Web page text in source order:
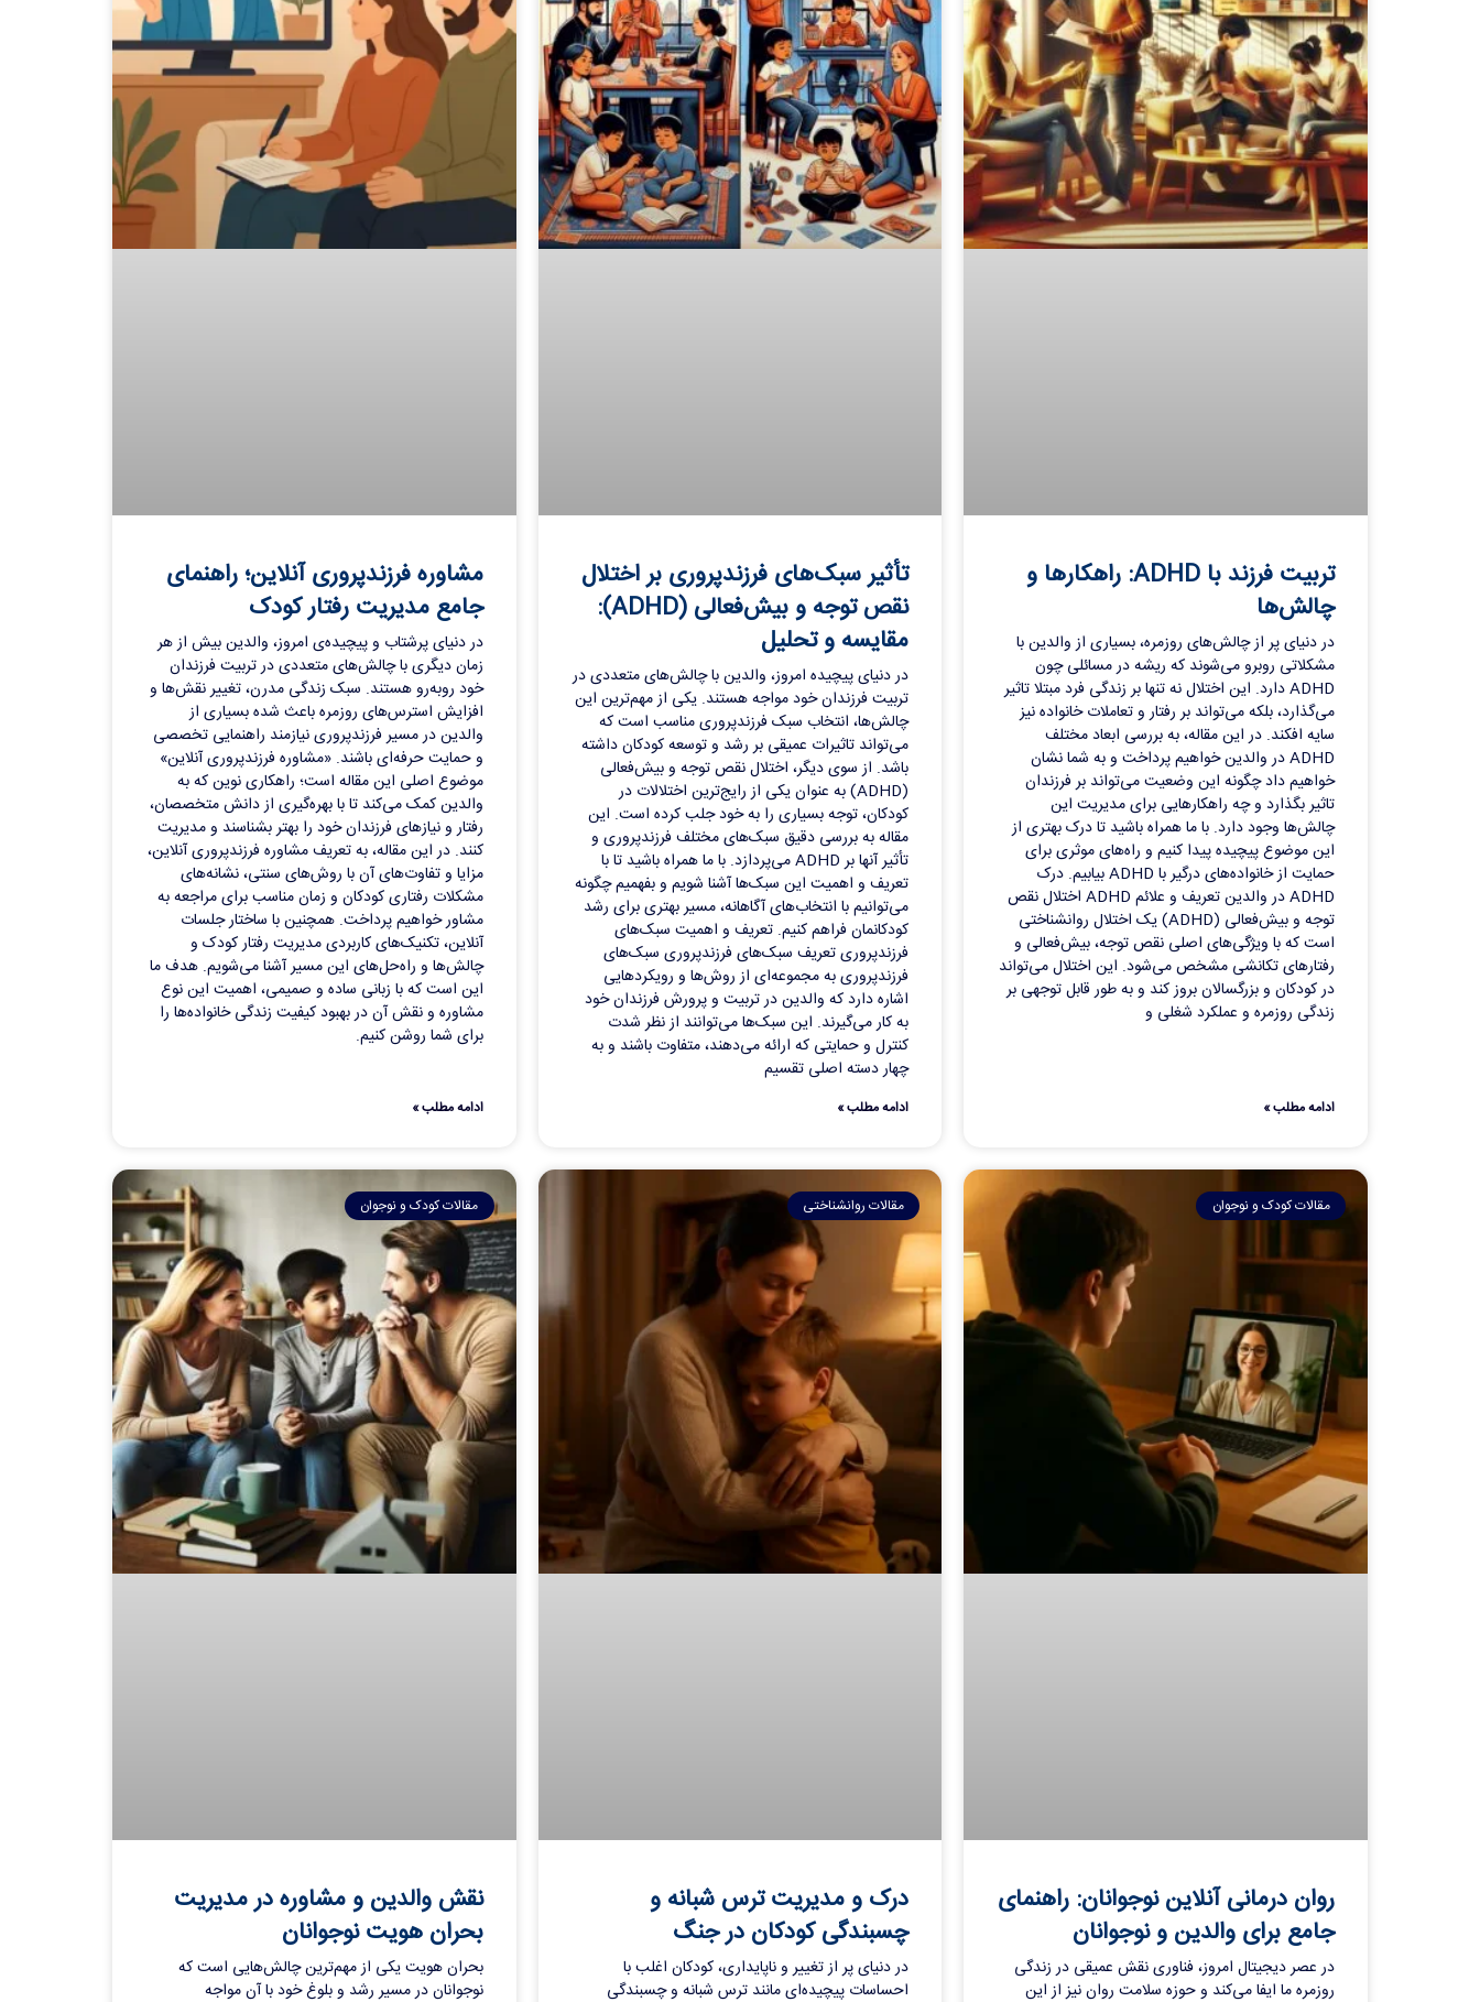
تربیت فرزند با ADHD: راهکارها و
چالش‌ها
در دنیای پر از چالش‌های روزمره، بسیاری از والدین با
مشکلاتی روبرو می‌شوند که ریشه در مسائلی چون
ADHD دارد. این اختلال نه تنها بر زندگی فرد مبتلا تاثیر
می‌گذارد، بلکه می‌تواند بر رفتار و تعاملات خانواده نیز
سایه افکند. در این مقاله، به بررسی ابعاد مختلف
ADHD در والدین خواهیم پرداخت و به شما نشان
خواهیم داد چگونه این وضعیت می‌تواند بر فرزندان
تاثیر بگذارد و چه راهکارهایی برای مدیریت این
چالش‌ها وجود دارد. با ما همراه باشید تا درک بهتری از
این موضوع پیچیده پیدا کنیم و راه‌های موثری برای
حمایت از خانواده‌های درگیر با ADHD بیابیم. درک
ADHD در والدین تعریف و علائم ADHD اختلال نقص
توجه و بیش‌فعالی (ADHD) یک اختلال روانشناختی
است که با ویژگی‌های اصلی نقص توجه، بیش‌فعالی و
رفتارهای تکانشی مشخص می‌شود. این اختلال می‌تواند
در کودکان و بزرگسالان بروز کند و به طور قابل توجهی بر
زندگی روزمره و عملکرد شغلی و
ادامه مطلب »
تأثیر سبک‌های فرزندپروری بر اختلال
نقص توجه و بیش‌فعالی (ADHD):
مقایسه و تحلیل
در دنیای پیچیده امروز، والدین با چالش‌های متعددی در
تربیت فرزندان خود مواجه هستند. یکی از مهم‌ترین این
چالش‌ها، انتخاب سبک فرزندپروری مناسب است که
می‌تواند تاثیرات عمیقی بر رشد و توسعه کودکان داشته
باشد. از سوی دیگر، اختلال نقص توجه و بیش‌فعالی
(ADHD) به عنوان یکی از رایج‌ترین اختلالات در
کودکان، توجه بسیاری را به خود جلب کرده است. این
مقاله به بررسی دقیق سبک‌های مختلف فرزندپروری و
تأثیر آنها بر ADHD می‌پردازد. با ما همراه باشید تا با
تعریف و اهمیت این سبک‌ها آشنا شویم و بفهمیم چگونه
می‌توانیم با انتخاب‌های آگاهانه، مسیر بهتری برای رشد
کودکانمان فراهم کنیم. تعریف و اهمیت سبک‌های
فرزندپروری تعریف سبک‌های فرزندپروری سبک‌های
فرزندپروری به مجموعه‌ای از روش‌ها و رویکردهایی
اشاره دارد که والدین در تربیت و پرورش فرزندان خود
به کار می‌گیرند. این سبک‌ها می‌توانند از نظر شدت
کنترل و حمایتی که ارائه می‌دهند، متفاوت باشند و به
چهار دسته اصلی تقسیم
ادامه مطلب »
مشاوره فرزندپروری آنلاین؛ راهنمای
جامع مدیریت رفتار کودک
در دنیای پرشتاب و پیچیده‌ی امروز، والدین بیش از هر
زمان دیگری با چالش‌های متعددی در تربیت فرزندان
خود روبه‌رو هستند. سبک زندگی مدرن، تغییر نقش‌ها و
افزایش استرس‌های روزمره باعث شده بسیاری از
والدین در مسیر فرزندپروری نیازمند راهنمایی تخصصی
و حمایت حرفه‌ای باشند. «مشاوره فرزندپروری آنلاین»
موضوع اصلی این مقاله است؛ راهکاری نوین که به
والدین کمک می‌کند تا با بهره‌گیری از دانش متخصصان،
رفتار و نیازهای فرزندان خود را بهتر بشناسند و مدیریت
کنند. در این مقاله، به تعریف مشاوره فرزندپروری آنلاین،
مزایا و تفاوت‌های آن با روش‌های سنتی، نشانه‌های
مشکلات رفتاری کودکان و زمان مناسب برای مراجعه به
مشاور خواهیم پرداخت. همچنین با ساختار جلسات
آنلاین، تکنیک‌های کاربردی مدیریت رفتار کودک و
چالش‌ها و راه‌حل‌های این مسیر آشنا می‌شویم. هدف ما
این است که با زبانی ساده و صمیمی، اهمیت این نوع
مشاوره و نقش آن در بهبود کیفیت زندگی خانواده‌ها را
برای شما روشن کنیم.
ادامه مطلب »
مقالات کودک و نوجوان
روان درمانی آنلاین نوجوانان: راهنمای
جامع برای والدین و نوجوانان
در عصر دیجیتال امروز، فناوری نقش عمیقی در زندگی
روزمره ما ایفا می‌کند و حوزه سلامت روان نیز از این
مقالات روانشناختی
درک و مدیریت ترس شبانه و
چسبندگی کودکان در جنگ
در دنیای پر از تغییر و ناپایداری، کودکان اغلب با
احساسات پیچیده‌ای مانند ترس شبانه و چسبندگی
مقالات کودک و نوجوان
نقش والدین و مشاوره در مدیریت
بحران هویت نوجوانان
بحران هویت یکی از مهم‌ترین چالش‌هایی است که
نوجوانان در مسیر رشد و بلوغ خود با آن مواجه